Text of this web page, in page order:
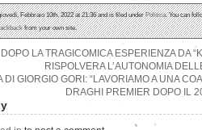
Febbraio 10th, 2022 at 21:36 and is filed underPolitica. You can
from your own site.
LA TRAGICOMICA ESPERIENZA DA
RISPOLVERA L’AUTONOMIA
DI GIORGIO GORI: “LAVORIAMO A UNA
DRAGHI PREMIER DOPO IL